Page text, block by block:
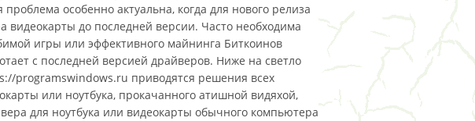
особенно актуальна, когда для нового релиза
до последней версии. Часто необходима
игры или эффективного майнинга Биткоинов
с последней версией драйверов. Ниже на светло
programswindows.ru приводятся решения всех
или ноутбука, прокачанного атишной видяхой,
для ноутбука или видеокарты обычного компьютера